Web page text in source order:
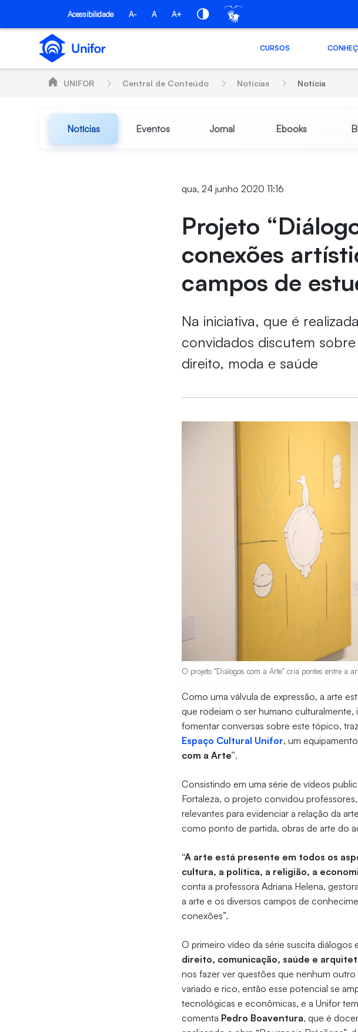
Pular para o Conteúdo principal
Acessibilidade A- A A+
CURSOS
UNIFOR Central de Conteúdo Notícias Notícia
Notícias Eventos Jornal Ebooks
qua, 24 junho 2020 11:16
Projeto
conexões
campos de
Na iniciativa, que é
convidados discutem
direito, moda e saúde
O projeto "Diálogos com a Arte" cria pontes entre a
Como uma válvula de expressão, a arte
que rodeiam o ser humano
fomentar conversas sobre este tópico,
Espaço Cultural Unifor, um
com a Arte”.
Consistindo em uma série de vídeos
Fortaleza, o projeto convidou
relevantes para evidenciar a relação da
como ponto de partida, obras de arte do
“A arte está presente em todos os
cultura, a política, a religião, a
conta a professora Adriana Helena,
a arte e os diversos campos de
conexões”.
O primeiro vídeo da série suscita diálogos
direito, comunicação, saúde e
nos fazer ver questões que nenhum
variado e rico, então esse potencial se
tecnológicas e econômicas, e a Unifor
comenta Pedro Boaventura, que é